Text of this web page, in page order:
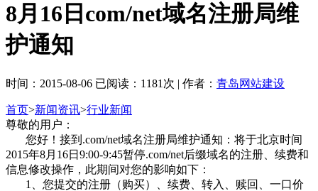
8月16日com/net域名注册局维
护通知
时间：2015-08-06 已阅读：1181次 | 作者： 青岛网站建设
首页>新闻资讯>行业新闻
尊敬的用户：
您好！接到.com/net域名注册局维护通知：将于北京时间
2015年8月16日9:00-9:45暂停.com/net后缀域名的注册、续费和
信息修改操作，此期间对您的影响如下：
1、您提交的注册（购买）、续费、转入、赎回、一口价